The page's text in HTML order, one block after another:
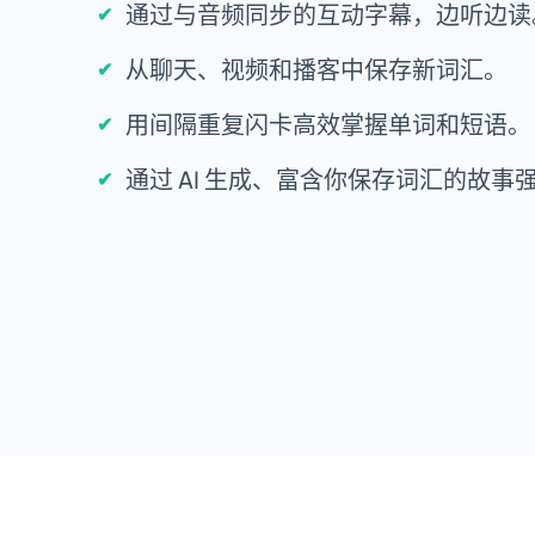
通过与音频同步的互动字幕，边听边读
从聊天、视频和播客中保存新词汇。
用间隔重复闪卡高效掌握单词和短语。
通过 AI 生成、富含你保存词汇的故事强